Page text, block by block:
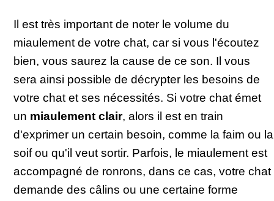
Il est très important de noter le volume du
miaulement de votre chat, car si vous l'écoutez
bien, vous saurez la cause de ce son. Il vous
sera ainsi possible de décrypter les besoins de
votre chat et ses nécessités. Si votre chat émet
un miaulement clair, alors il est en train
d'exprimer un certain besoin, comme la faim ou la
soif ou qu'il veut sortir. Parfois, le miaulement est
accompagné de ronrons, dans ce cas, votre chat
demande des câlins ou une certaine forme